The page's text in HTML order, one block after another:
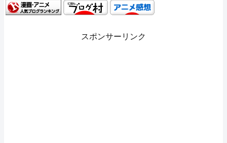
スポンサーリンク